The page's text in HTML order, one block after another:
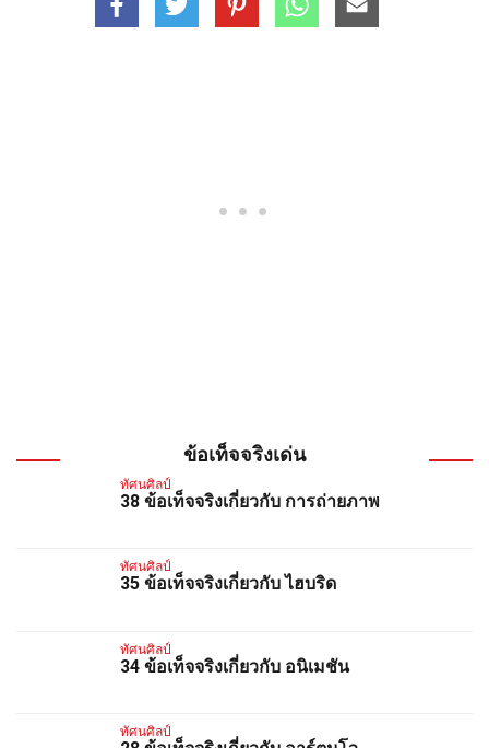
ข้อเท็จจริงเด่น
ทัศนศิลป์
38 ข้อเท็จจริงเกี่ยวกับ การถ่ายภาพ
ทัศนศิลป์
35 ข้อเท็จจริงเกี่ยวกับ ไฮบริด
ทัศนศิลป์
34 ข้อเท็จจริงเกี่ยวกับ อนิเมชัน
ทัศนศิลป์